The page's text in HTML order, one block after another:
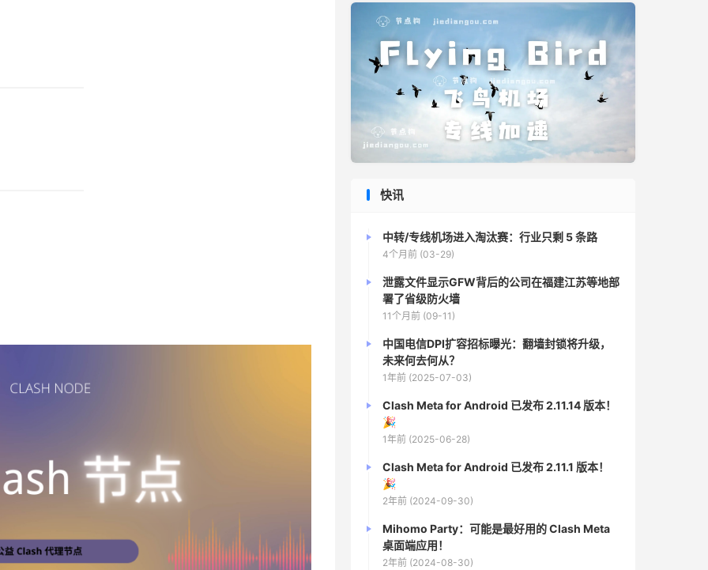
快讯
中转/专线机场进入淘汰赛：行业只剩 5 条路
4个月前 (03-29)
泄露文件显示GFW背后的公司在福建江苏等地部
署了省级防火墙
11个月前 (09-11)
中国电信DPI扩容招标曝光：翻墙封锁将升级，
未来何去何从？
1年前 (2025-07-03)
Clash Meta for Android 已发布 2.11.14 版本！
🎉
1年前 (2025-06-28)
Clash Meta for Android 已发布 2.11.1 版本！
🎉
2年前 (2024-09-30)
Mihomo Party：可能是最好用的 Clash Meta
桌面端应用！
2年前 (2024-08-30)